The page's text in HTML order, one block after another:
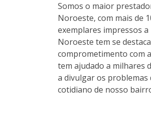
Somos o maior
Noroeste, com mais de
exemplares impressos a
Noroeste tem se
comprometimento com
tem ajudado a milhares
a divulgar os problemas
cotidiano de nosso